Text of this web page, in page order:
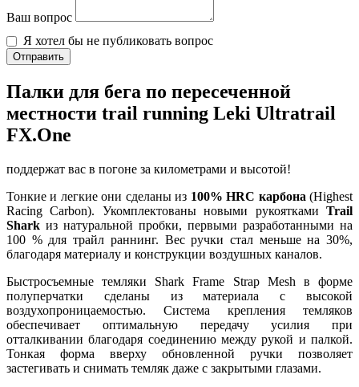
Ваш вопрос
Я хотел бы не публиковать вопрос
Отправить
Палки для бега по пересеченной
местности trail running Leki Ultratrail
FX.One
поддержат вас в погоне за километрами и высотой!
Тонкие и легкие они сделаны из 100% HRC карбона(Highest
Racing Carbon). Укомплектованы новыми рукоятками Trail
Shark из натуральной пробки, первыми разработанными на
100 % для трайл раннинг. Вес ручки стал меньше на 30%,
благодаря материалу и конструкции воздушных каналов.
Быстросъемные темляки Shark Frame Strap Mesh в форме
полуперчатки сделаны из материала с высокой
воздухопроницаемостью. Система крепления темляков
обеспечивает оптимальную передачу усилия при
отталкивании благодаря соединению между рукой и палкой.
Тонкая форма вверху обновленной ручки позволяет
застегивать и снимать темляк даже с закрытыми глазами.